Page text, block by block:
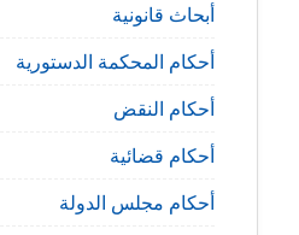
أبحاث قانونية
أحكام المحكمة الدستورية
أحكام النقض
أحكام قضائية
أحكام مجلس الدولة